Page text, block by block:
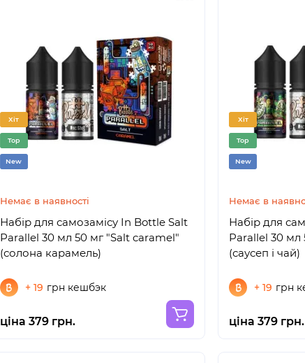
Хіт
Top
New
Немає в наявності
Набір для самозамісу In Bottle Salt
Parallel 30 мл 50 мг "Salt caramel"
(солона карамель)
+ 19 грн кешбэк
ціна 379 грн.
Хіт
Top
New
Немає в
Набір для
Parallel 30 мл
(саусеп і чай)
+ 19 грн
ціна 379 грн.